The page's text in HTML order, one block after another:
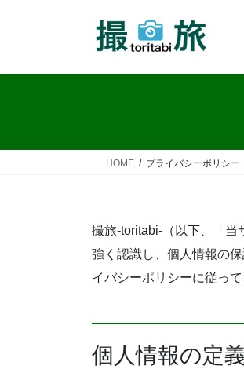
HOME プライバシーポリシー
撮旅-toritabi-（以下、「当
強く認識し、個人情報の
イバシーポリシーに従っ
個人情報の定